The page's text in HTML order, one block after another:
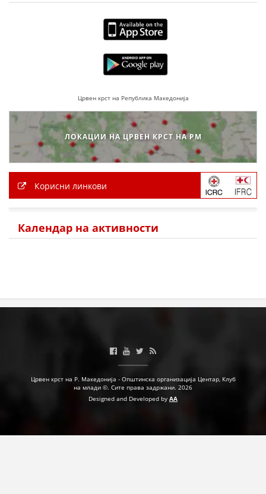
ПРИРАЧНИЦИ
СТРАТЕГИИ
ПОСТЕРИ
ПРЕЗЕНТАЦИИ
Црвен крст на Република Македонија
ЛОКАЦИИ НА ЦРВЕН КРСТ НА РМ
Корисни линкови
Календар на активности
Црвен крст на Р. Македонија - Општинска организација Центар, Клуб
на млади ©. Сите права задржани. 2026
Designed and Developed by AA